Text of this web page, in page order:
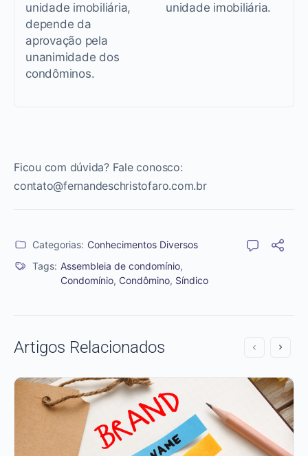
unidade imobiliária,
depende da
aprovação pela
unanimidade dos
condôminos.
unidade imobiliária.
Ficou com dúvida? Fale conosco:
contato@fernandeschristofaro.com.br
Categorias: Conhecimentos Diversos
Tags: Assembleia de condomínio,
Condomínio, Condômino, Síndico
Artigos Relacionados